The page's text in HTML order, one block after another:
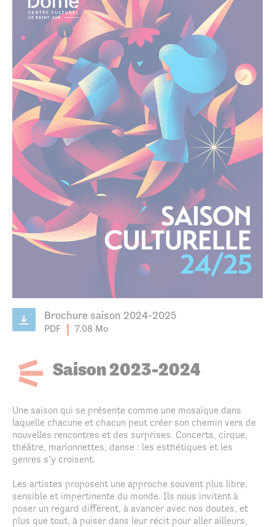
Brochure saison 2024-2025
PDF 7.08 Mo
Saison 2023-2024
Une saison qui se présente comme une mosaïque dans
laquelle chacune et chacun peut créer son chemin vers de
nouvelles rencontres et des surprises. Concerts, cirque,
théâtre, marionnettes, danse : les esthétiques et les
genres s’y croisent.
Les artistes proposent une approche souvent plus libre,
sensible et impertinente du monde. Ils nous invitent à
poser un regard différent, à avancer avec nos doutes, et
plus que tout, à puiser dans leur récit pour aller ailleurs,